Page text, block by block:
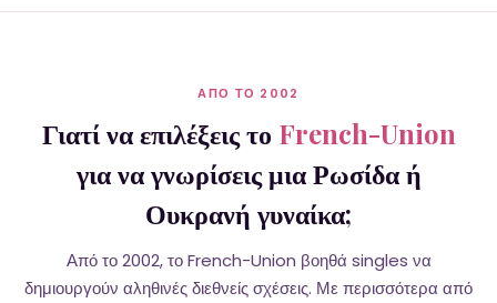
ΑΠΌ ΤΟ 2002
Γιατί να επιλέξεις το French-Union
για να γνωρίσεις μια Ρωσίδα ή
Ουκρανή γυναίκα;
Από το 2002, το French-Union βοηθά singles να
δημιουργούν αληθινές διεθνείς σχέσεις. Με περισσότερα από